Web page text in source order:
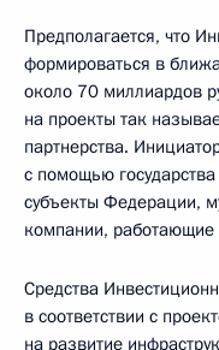
Предполагается, что
формироваться в
около 70 миллиардов
на проекты так
партнерства.
с помощью
субъекты Федерации,
компании,
Средства
в соответствии с
на развитие